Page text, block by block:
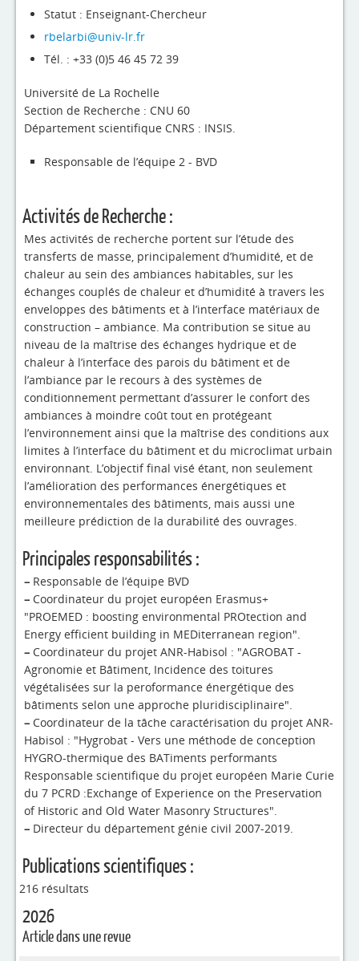
Annuaire
Intranet
Actualités
Statut : Enseignant-Chercheur
rbelarbi@univ-lr.fr
Tél. : +33 (0)5 46 45 72 39
Université de La Rochelle
Section de Recherche : CNU 60
Département scientifique CNRS : INSIS.
Responsable de l’équipe 2 - BVD
Activités de Recherche :
Mes activités de recherche portent sur l’étude des
transferts de masse, principalement d’humidité, et de
chaleur au sein des ambiances habitables, sur les
échanges couplés de chaleur et d’humidité à travers les
enveloppes des bâtiments et à l’interface matériaux de
construction – ambiance. Ma contribution se situe au
niveau de la maîtrise des échanges hydrique et de
chaleur à l’interface des parois du bâtiment et de
l’ambiance par le recours à des systèmes de
conditionnement permettant d’assurer le confort des
ambiances à moindre coût tout en protégeant
l’environnement ainsi que la maîtrise des conditions aux
limites à l’interface du bâtiment et du microclimat urbain
environnant. L’objectif final visé étant, non seulement
l’amélioration des performances énergétiques et
environnementales des bâtiments, mais aussi une
meilleure prédiction de la durabilité des ouvrages.
Principales responsabilités :
– Responsable de l’équipe BVD
– Coordinateur du projet européen Erasmus+
"PROEMED : boosting environmental PROtection and
Energy efficient building in MEDiterranean region".
– Coordinateur du projet ANR-Habisol : "AGROBAT -
Agronomie et Bâtiment, Incidence des toitures
végétalisées sur la peroformance énergétique des
bâtiments selon une approche pluridisciplinaire".
– Coordinateur de la tâche caractérisation du projet ANR-
Habisol : "Hygrobat - Vers une méthode de conception
HYGRO-thermique des BATiments performants
Responsable scientifique du projet européen Marie Curie
du 7 PCRD :Exchange of Experience on the Preservation
of Historic and Old Water Masonry Structures".
– Directeur du département génie civil 2007-2019.
Publications scientifiques :
216 résultats
2026
Article dans une revue